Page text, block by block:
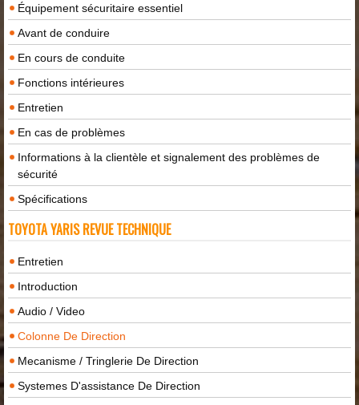
Équipement sécuritaire essentiel
Avant de conduire
En cours de conduite
Fonctions intérieures
Entretien
En cas de problèmes
Informations à la clientèle et signalement des problèmes de
sécurité
Spécifications
TOYOTA YARIS REVUE TECHNIQUE
Entretien
Introduction
Audio / Video
Colonne De Direction
Mecanisme / Tringlerie De Direction
Systemes D'assistance De Direction